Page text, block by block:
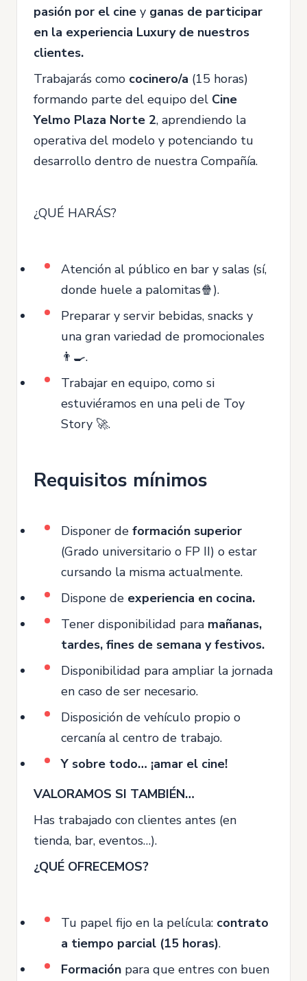
pasión por el cine y ganas de participar
en la experiencia Luxury de nuestros
clientes.
Trabajarás como cocinero/a (15 horas)
formando parte del equipo del Cine
Yelmo Plaza Norte 2, aprendiendo la
operativa del modelo y potenciando tu
desarrollo dentro de nuestra Compañía.
¿QUÉ HARÁS?
Atención al público en bar y salas (sí,
donde huele a palomitas🍿).
Preparar y servir bebidas, snacks y
una gran variedad de promocionales
👨‍🍳.
Trabajar en equipo, como si
estuviéramos en una peli de Toy
Story 🚀.
Requisitos mínimos
Disponer de formación superior
(Grado universitario o FP II) o estar
cursando la misma actualmente.
Dispone de experiencia en cocina.
Tener disponibilidad para mañanas,
tardes, fines de semana y festivos.
Disponibilidad para ampliar la jornada
en caso de ser necesario.
Disposición de vehículo propio o
cercanía al centro de trabajo.
Y sobre todo… ¡amar el cine!
VALORAMOS SI TAMBIÉN…
Has trabajado con clientes antes (en
tienda, bar, eventos…).
¿QUÉ OFRECEMOS?
Tu papel fijo en la película: contrato
a tiempo parcial (15 horas).
Formación para que entres con buen